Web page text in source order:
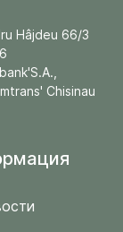
Hâjdeu 66/3
Chisinau